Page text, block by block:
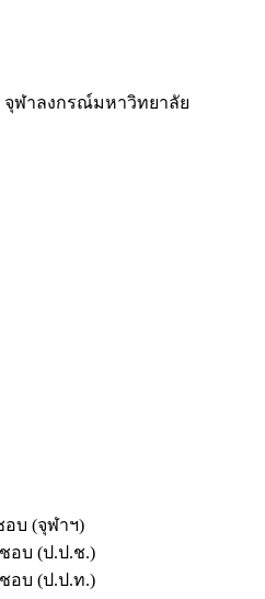
จุฬาลงกรณ์มหาวิทยาลัย
บ (จุฬาฯ)
อบ (ป.ป.ช.)
อบ (ป.ป.ท.)